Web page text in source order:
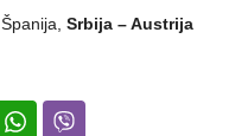
Srbija – Austrija